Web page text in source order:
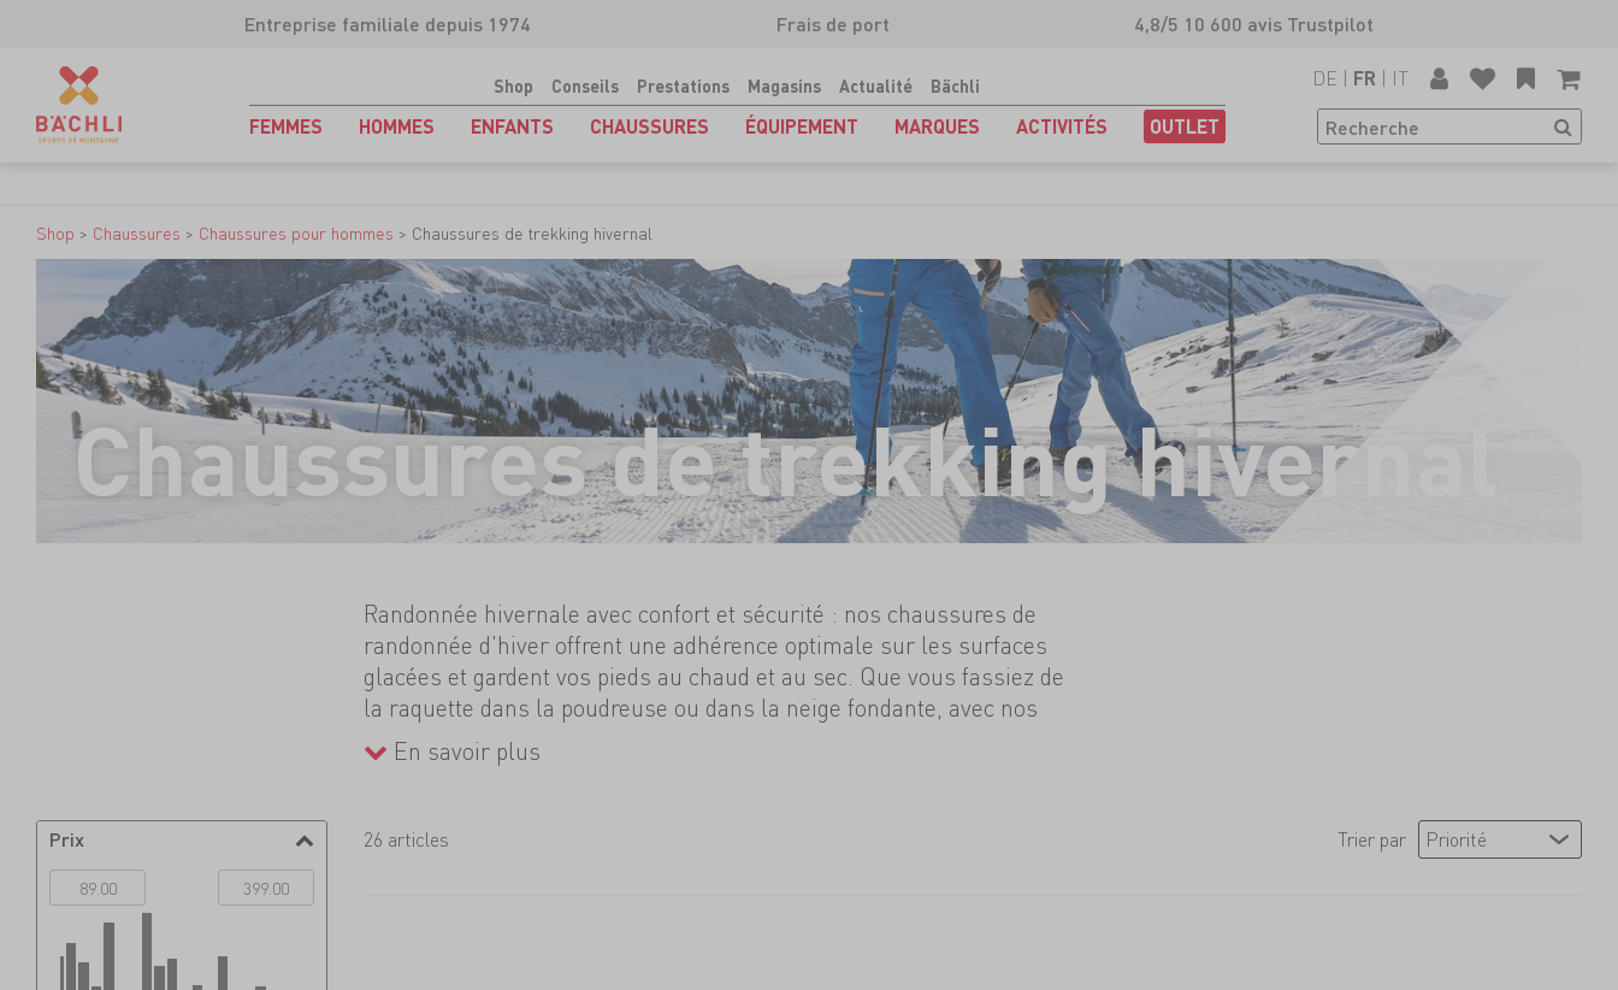
Entreprise familiale depuis 1974 Frais de port 4,8/5 10 600 avis Trustpilot
Shop Conseils Prestations Magasins Actualité Bächli
FEMMES HOMMES ENFANTS CHAUSSURES ÉQUIPEMENT MARQUES ACTIVITÉS OUTLET
DE | FR | IT
Shop > Chaussures > Chaussures pour hommes > Chaussures de trekking hivernal
Chaussures de trekking hivernal
Randonnée hivernale avec confort et sécurité : nos chaussures de
randonnée d'hiver offrent une adhérence optimale sur les surfaces
glacées et gardent vos pieds au chaud et au sec. Que vous fassiez de
la raquette dans la poudreuse ou dans la neige fondante, avec nos
chaussures, vous serez parfaitement équipé pour l'hiver. Découvrez
dès maintenant les chaussures de randonnée d'hiver adaptées à vos
En savoir plus
Prix 26 articles Trier par